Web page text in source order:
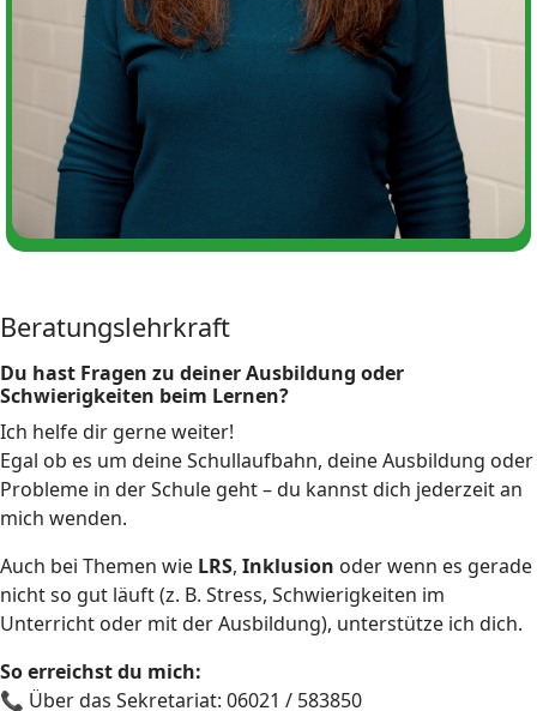
Beratungslehrkraft
Du hast Fragen zu deiner Ausbildung oder
Schwierigkeiten beim Lernen?
Ich helfe dir gerne weiter!
Egal ob es um deine Schullaufbahn, deine Ausbildung oder
Probleme in der Schule geht – du kannst dich jederzeit an
mich wenden.
Auch bei Themen wie LRS, Inklusion oder wenn es gerade
nicht so gut läuft (z. B. Stress, Schwierigkeiten im
Unterricht oder mit der Ausbildung), unterstütze ich dich.
So erreichst du mich:
📞 Über das Sekretariat: 06021 / 583850